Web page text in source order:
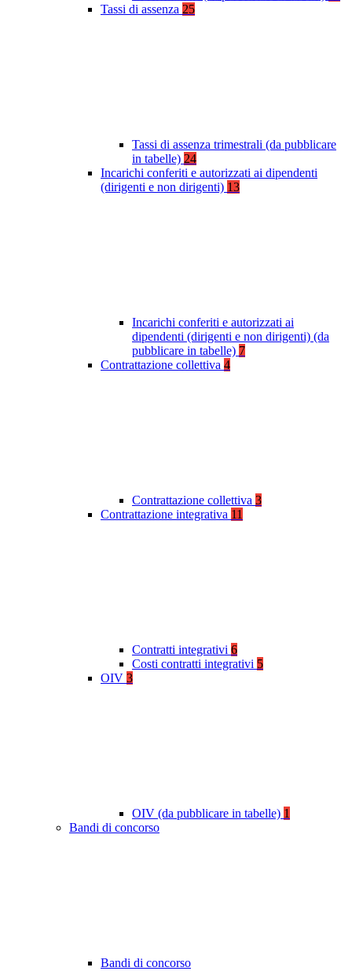
Tassi di assenza 25
Tassi di assenza trimestrali (da pubblicare
in tabelle) 24
Incarichi conferiti e autorizzati ai dipendenti
(dirigenti e non dirigenti) 13
Incarichi conferiti e autorizzati ai
dipendenti (dirigenti e non dirigenti) (da
pubblicare in tabelle) 7
Contrattazione collettiva 4
Contrattazione collettiva 3
Contrattazione integrativa 11
Contratti integrativi 6
Costi contratti integrativi 5
OIV 3
OIV (da pubblicare in tabelle) 1
Bandi di concorso
Bandi di concorso